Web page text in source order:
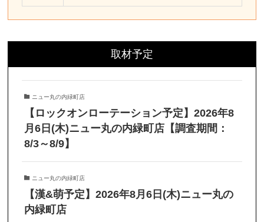
取材予定
ニュー丸の内緑町店
【ロックオンローテーション予定】2026年8
月6日(木)ニュー丸の内緑町店【調査期間：
8/3～8/9】
ニュー丸の内緑町店
【漢&萌予定】2026年8月6日(木)ニュー丸の
内緑町店